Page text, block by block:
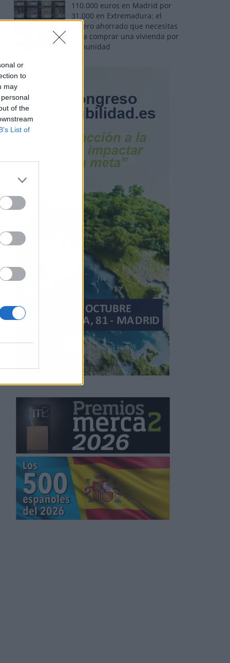
or
to
may
of the
List of
110.000 euros en Madrid por
31.000 en Extremadura: el
dinero ahorrado que necesitas
para comprar una vivienda por
comunidad